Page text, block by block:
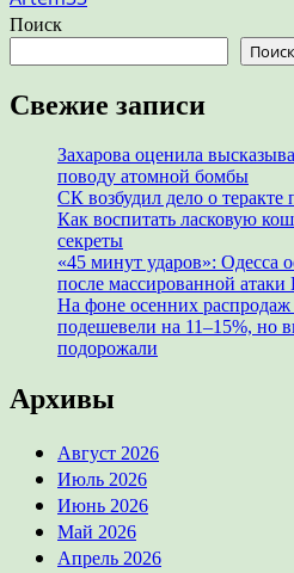
Поиск
Поиск
Свежие записи
Захарова оценила
поводу атомной бомбы
СК возбудил дело о теракте
Как воспитать ласковую
секреты
«45 минут ударов»: Одесса
после массированной
На фоне осенних
подешевели на 11–15%, но
подорожали
Архивы
Август 2026
Июль 2026
Июнь 2026
Май 2026
Апрель 2026